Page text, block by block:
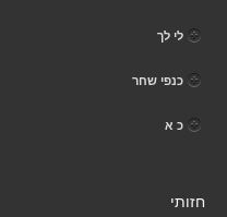
לי לך
כנפי שחר
כ א
חזותי